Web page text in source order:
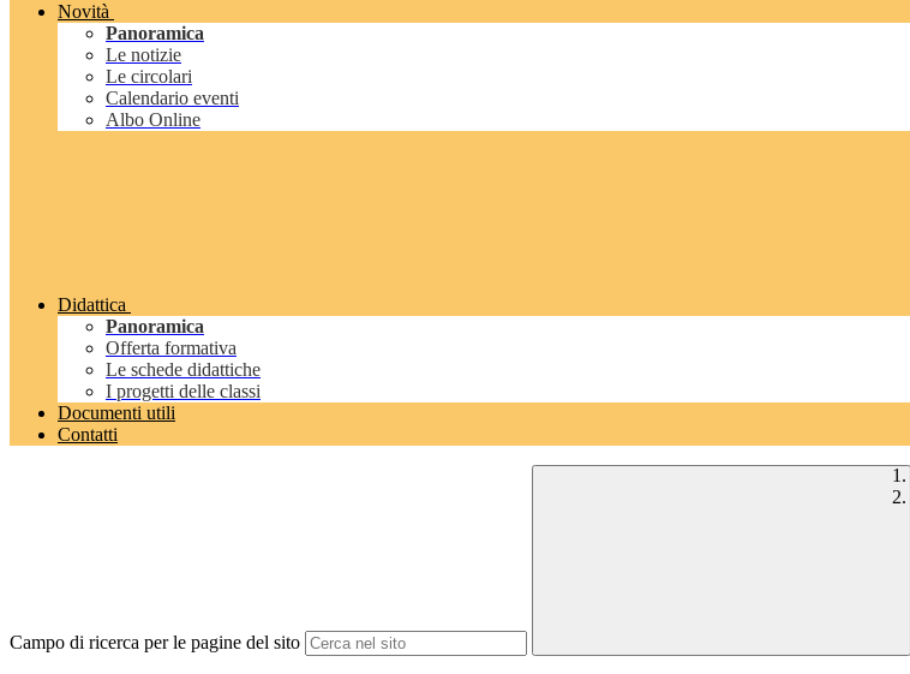
Novità
Panoramica
Le notizie
Le circolari
Calendario eventi
Albo Online
Didattica
Panoramica
Offerta formativa
Le schede didattiche
I progetti delle classi
Documenti utili
Contatti
Campo di ricerca per le pagine del sito